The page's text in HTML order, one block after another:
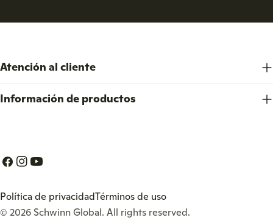
Atención al cliente
Información de productos
Facebook
Instagram
YouTube
© 2026 Schwinn Global. All rights reserved.
Política de privacidadTérminos de uso